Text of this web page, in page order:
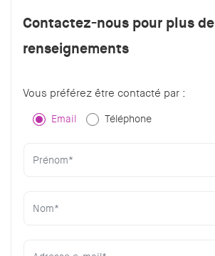
Contactez-nous pour plus de
renseignements
Vous préférez être contacté par :
Email Téléphone